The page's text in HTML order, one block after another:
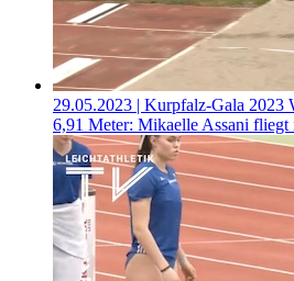
29.05.2023 | Kurpfalz-Gala 2023
6,91 Meter: Mikaelle Assani fliegt